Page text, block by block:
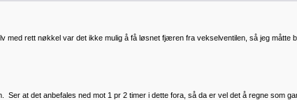
rett nøkkel var det ikke mulig å få løsnet fjæren fra vekselventilen, så jeg måtte
at det anbefales ned mot 1 pr 2 timer i dette fora, så da er vel det å regne som